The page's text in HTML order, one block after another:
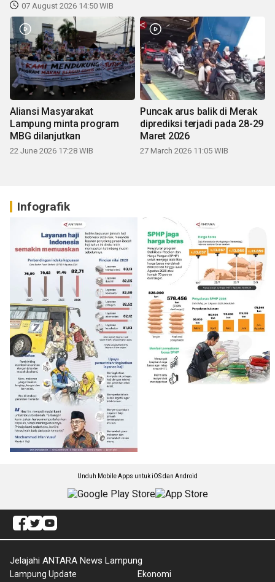
07 August 2026 14:50 WIB
Aliansi Masyarakat
Lampung minta program
MBG dilanjutkan
22 June 2026 17:28 WIB
Puncak arus balik di Merak
diprediksi terjadi pada 28-29
Maret 2026
27 March 2026 11:05 WIB
Infografik
Unduh Mobile Apps untuk iOS dan Android
Jelajahi ANTARA News Lampung
Lampung Update Ekonomi